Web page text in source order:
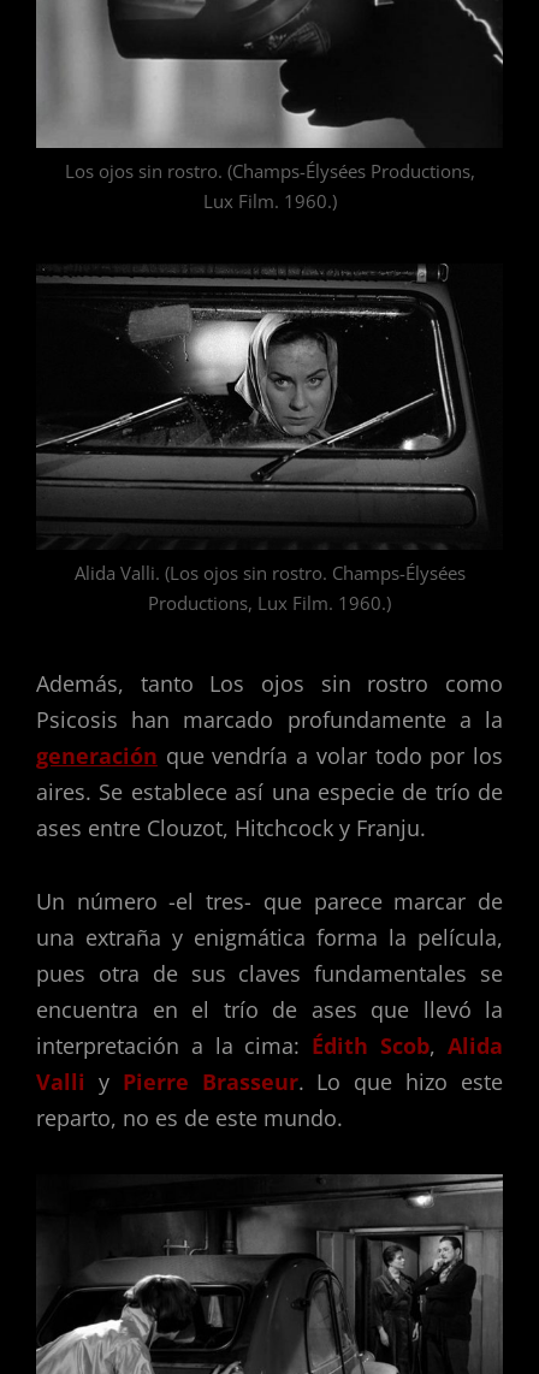
Los ojos sin rostro. (Champs-Élysées Productions,
Lux Film. 1960.)
Alida Valli. (Los ojos sin rostro. Champs-Élysées
Productions, Lux Film. 1960.)
Además, tanto Los ojos sin rostro como
Psicosis han marcado profundamente a la
generación que vendría a volar todo por los
aires. Se establece así una especie de trío de
ases entre Clouzot, Hitchcock y Franju.
Un número -el tres- que parece marcar de
una extraña y enigmática forma la película,
pues otra de sus claves fundamentales se
encuentra en el trío de ases que llevó la
interpretación a la cima: Édith Scob,Alida
Valli y Pierre Brasseur. Lo que hizo este
reparto, no es de este mundo.